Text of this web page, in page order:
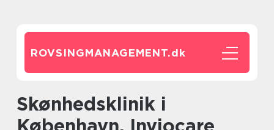
ROVSINGMANAGEMENT.dk
Skønhedsklinik i